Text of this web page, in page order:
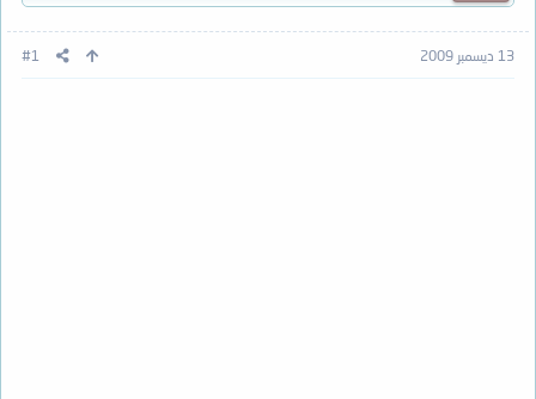
13 ديسمبر 2009 #1